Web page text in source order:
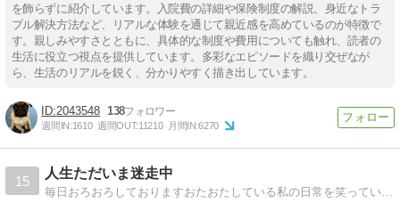
を飾らずに紹介しています。入院費の詳細や保険制度の解説、身近なトラ
ブル解決方法など、リアルな体験を通じて親近感を高めているのが特徴で
す。親しみやすさとともに、具体的な制度や費用についても触れ、読者の
生活に役立つ視点を提供しています。多彩なエピソードを織り交ぜなが
ら、生活のリアルを鋭く、分かりやすく描き出しています。
2043548 138
週間IN:1610 週間OUT:11210 月間IN:6270
15
人生ただいま迷走中